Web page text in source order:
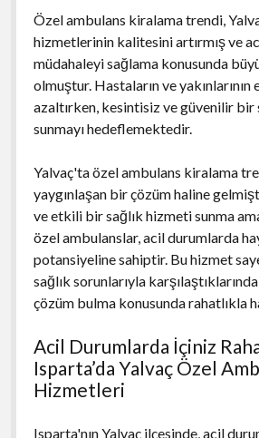
Özel ambulans kiralama trendi,
hizmetlerinin kalitesini artırmış ve
müdahaleyi sağlama konusunda
olmuştur. Hastaların ve yakınlarının
azaltırken, kesintisiz ve güvenilir bir
sunmayı hedeflemektedir.
Yalvaç'ta özel ambulans kiralama
yaygınlaşan bir çözüm haline
ve etkili bir sağlık hizmeti sunma
özel ambulanslar, acil durumlarda
potansiyeline sahiptir. Bu hizmet
sağlık sorunlarıyla
çözüm bulma konusunda rahatlıkla
Acil Durumlarda İçiniz
Isparta’da Yalvaç Özel
Hizmetleri
Isparta'nın Yalvaç ilçesinde, acil